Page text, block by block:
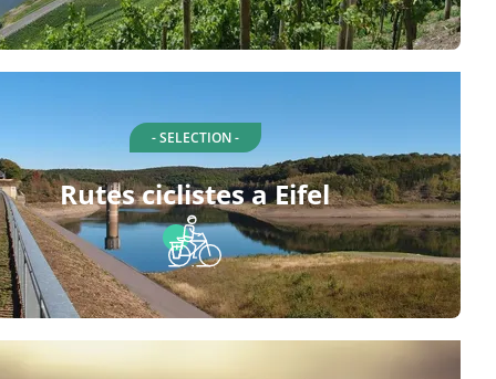
- SELECTION -
Rutes ciclistes a Eifel